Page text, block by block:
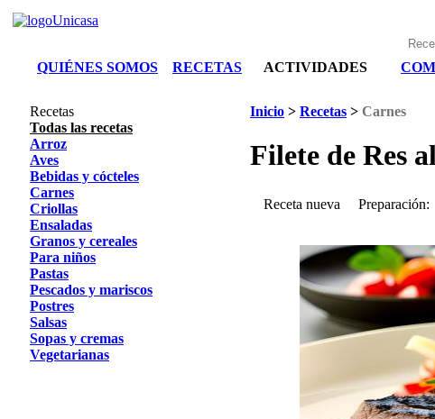
QUIÉNES SOMOS RECETAS ACTIVIDADES
Recetas
Todas las recetas
Arroz
Aves
Bebidas y cócteles
Carnes
Criollas
Ensaladas
Granos y cereales
Para niños
Pastas
Pescados y mariscos
Postres
Salsas
Sopas y cremas
Vegetarianas
Inicio > Recetas > Carnes
Filete de Res
Receta nueva Preparación: